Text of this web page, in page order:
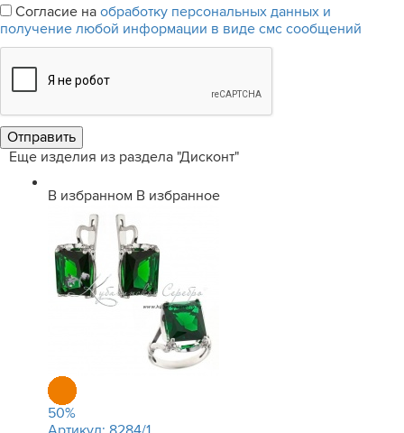
Согласие на обработку персональных данных и
получение любой информации в виде смс сообщений
Еще изделия из раздела "Дисконт"
В избранном В избранное
50%